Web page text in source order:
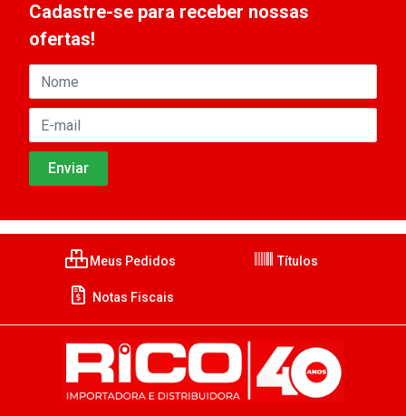
Cadastre-se para receber nossas
ofertas!
Meus Pedidos Títulos
Notas Fiscais